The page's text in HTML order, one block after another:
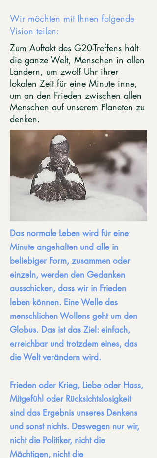
Wir möchten mit Ihnen folgende
Vision teilen:
Zum Auftakt des G20-Treffens hält
die ganze Welt, Menschen in allen
Ländern, um zwölf Uhr ihrer
lokalen Zeit für eine Minute inne,
um an den Frieden zwischen allen
Menschen auf unserem Planeten zu
denken.
Das normale Leben wird für eine
Minute angehalten und alle in
beliebiger Form, zusammen oder
einzeln, werden den Gedanken
ausschicken, dass wir in Frieden
leben können. Eine Welle des
menschlichen Wollens geht um den
Globus. Das ist das Ziel: einfach,
erreichbar und trotzdem eines, das
die Welt verändern wird.
Frieden oder Krieg, Liebe oder Hass,
Mitgefühl oder Rücksichtslosigkeit
sind das Ergebnis unseres Denkens
und sonst nichts. Deswegen nur wir,
nicht die Politiker, nicht die
Mächtigen, nicht die